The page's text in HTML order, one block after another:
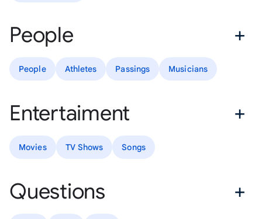
People
People Athletes Passings Musicians
Entertaiment
Movies TV Shows Songs
Questions